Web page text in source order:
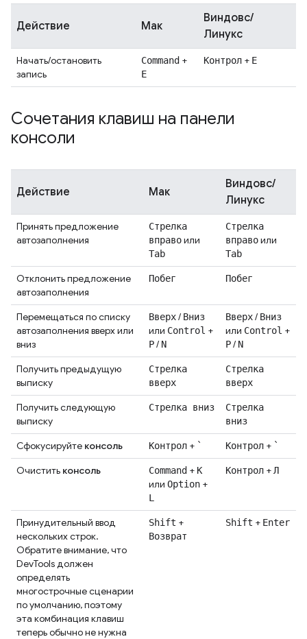
Действие Мак
Виндовс/
Линукс
Начать/остановить
запись
Command +
E
Контрол + Е
Сочетания клавиш на панели
консоли
Действие Мак
Виндовс/
Линукс
Принять предложение
автозаполнения
Стрелка
вправоили
Tab
Стрелка
вправоили
Tab
Отклонить предложение
автозаполнения
Побег Побег
Перемещаться по списку
автозаполнения вверх или
вниз
Вверх/ Вниз
или Control +
P/ N
Вверх/ Вниз
или Control +
P/ N
Получить предыдущую
выписку
Стрелка
вверх
Стрелка
вверх
Получить следующую
выписку
Стрелка вниз
Стрелка
вниз
Сфокусируйте консоль Контрол + ` Контрол + `
Очистить консоль Command + K
или Option +
L
Контрол + Л
Принудительный ввод
нескольких строк.
Обратите внимание, что
DevTools должен
определять
многострочные сценарии
по умолчанию, поэтому
эта комбинация клавиш
теперь обычно не нужна
Shift +
Возврат
Shift + Enter